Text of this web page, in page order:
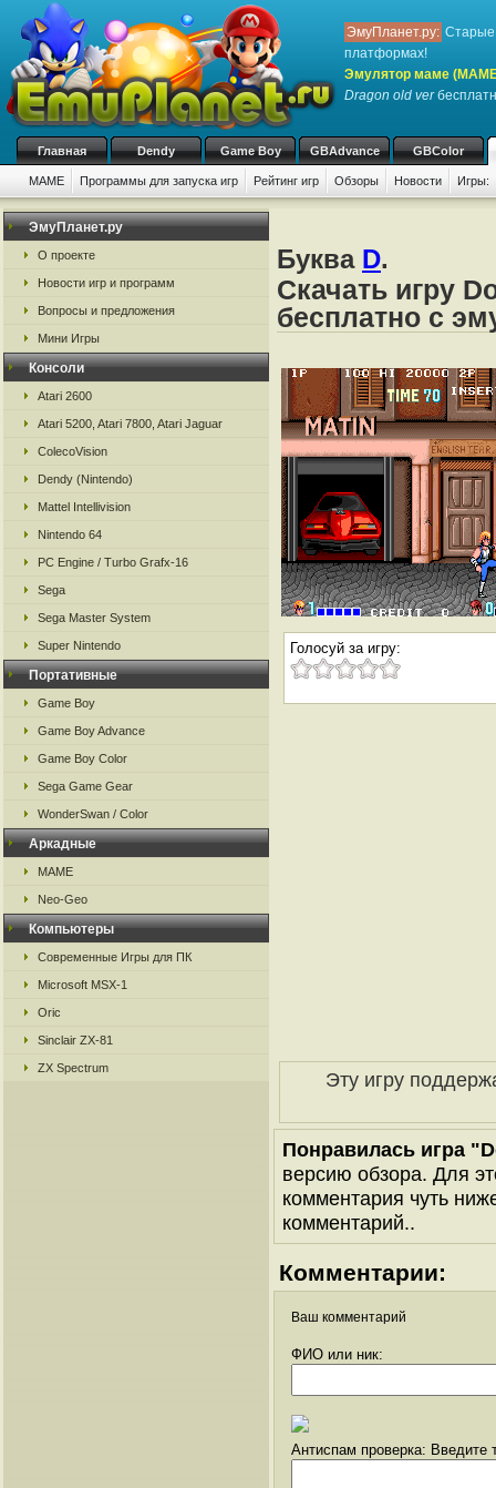
ЭмуПланет.ру: Старые
платформах!
Эмулятор маме
Dragon old ver
Главная Dendy Game Boy GBAdvance GBColor
MAME Программы для запуска игр Рейтинг игр Обзоры Новости Игры:
ЭмуПланет.ру
О проекте
Новости игр и программ
Вопросы и предложения
Мини Игры
Консоли
Atari 2600
Atari 5200, Atari 7800, Atari Jaguar
ColecoVision
Dendy (Nintendo)
Mattel Intellivision
Nintendo 64
PC Engine / Turbo Grafx-16
Sega
Sega Master System
Super Nintendo
Портативные
Game Boy
Game Boy Advance
Game Boy Color
Sega Game Gear
WonderSwan / Color
Аркадные
MAME
Neo-Geo
Компьютеры
Современные Игры для ПК
Microsoft MSX-1
Oric
Sinclair ZX-81
ZX Spectrum
Буква D.
Скачать игру
бесплатно с
Голосуй за игру:
Эту игру
Понравилась игра
версию обзора. Для
комментария чуть
комментарий..
Комментарии:
Ваш комментарий
ФИО или ник:
Антиспам проверка: Введите